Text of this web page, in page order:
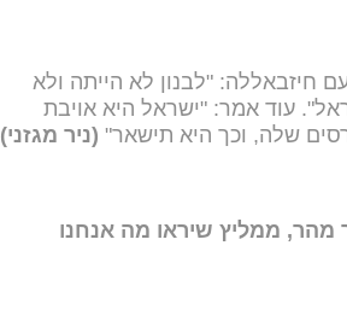
חיזבאללה: "לבנון לא הייתה ולא
עוד אמר: "ישראל היא אויבת
שלה, וכך היא תישאר" (ניר מגזני)
מהר, ממליץ שיראו מה אנחנו